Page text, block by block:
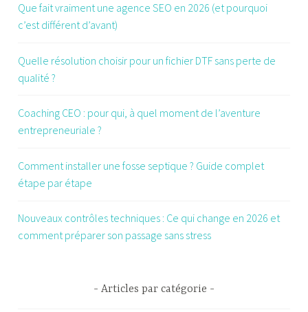
Que fait vraiment une agence SEO en 2026 (et pourquoi
c’est différent d’avant)
Quelle résolution choisir pour un fichier DTF sans perte de
qualité ?
Coaching CEO : pour qui, à quel moment de l’aventure
entrepreneuriale ?
Comment installer une fosse septique ? Guide complet
étape par étape
Nouveaux contrôles techniques : Ce qui change en 2026 et
comment préparer son passage sans stress
Articles par catégorie